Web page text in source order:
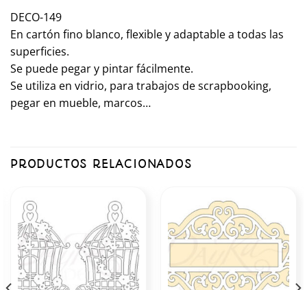
DECO-149
En cartón fino blanco, flexible y adaptable a todas las
superficies.
Se puede pegar y pintar fácilmente.
Se utiliza en vidrio, para trabajos de scrapbooking,
pegar en mueble, marcos…
PRODUCTOS RELACIONADOS